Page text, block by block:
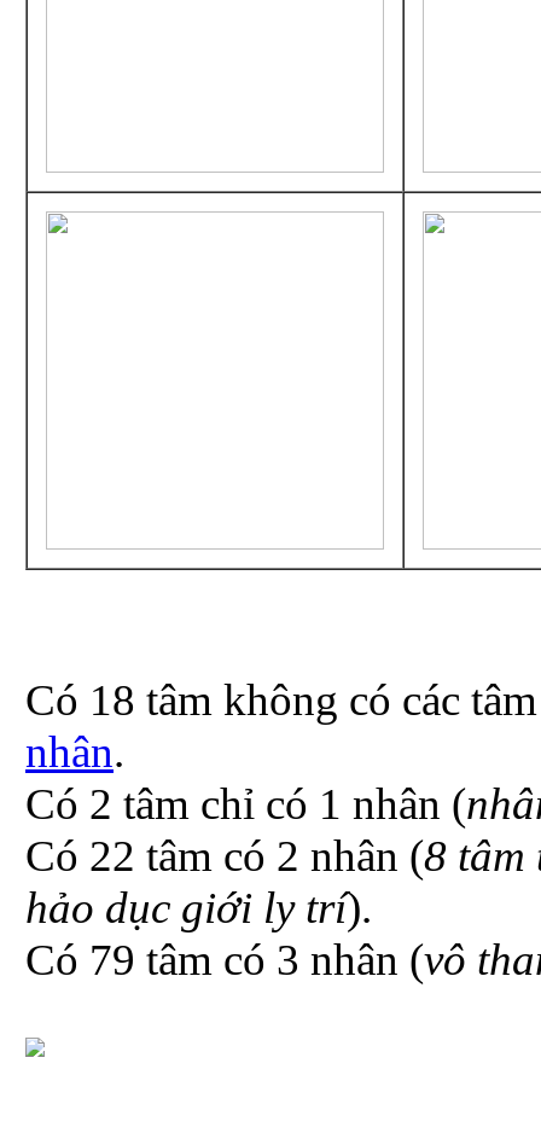
Có 18 tâm không có các
nhân.
Có 2 tâm chỉ có 1 nhân (
Có 22 tâm có 2 nhân (8 tâm
hảo dục giới ly trí).
Có 79 tâm có 3 nhân (vô